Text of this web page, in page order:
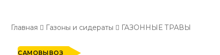
Главная Газоны и сидераты ГАЗОННЫЕ ТРАВЫ
САМОВЫВОЗ